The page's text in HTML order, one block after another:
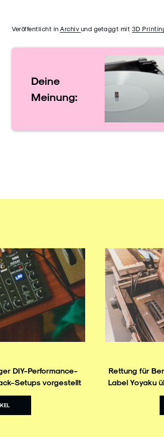
Veröffentlicht in Archiv und getaggt mit 3D
Deine
Meinung:
DIY-Performance-
Setups vorgestellt
Rettung für
Label Yoyaku